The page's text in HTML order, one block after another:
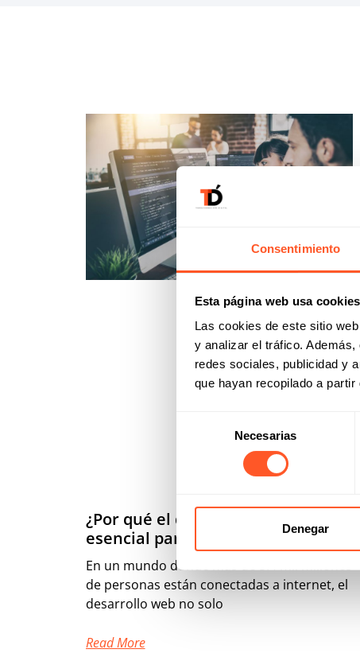
Consentimiento
Esta página web usa cookies
Las cookies de este sitio
y analizar el tráfico.
redes sociales, publicidad y
que hayan recopilado a
consentimiento
Necesarias
Denegar
¿Por qué el desarrollo web es
esencial para tu éxito digital?
En un mundo donde más de 5.4 mil millones
de personas están conectadas a internet, el
desarrollo web no solo
Read More